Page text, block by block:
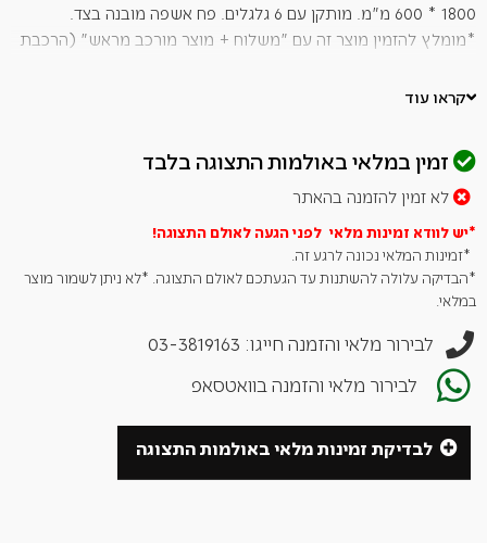
1800 * 600 מ"מ. מותקן עם 6 גלגלים. פח אשפה מובנה בצד.
*מומלץ להזמין מוצר זה עם "משלוח + מוצר מורכב מראש" (הרכבת
קראו עוד
זמין במלאי באולמות התצוגה בלבד
לא זמין להזמנה בהאתר
*יש לוודא זמינות מלאי לפני הגעה לאולם התצוגה!
*זמינות המלאי נכונה לרגע זה.
*הבדיקה עלולה להשתנות עד הגעתכם לאולם התצוגה. *לא ניתן לשמור מוצר
במלאי.
לבירור מלאי והזמנה חייגו: 03-3819163
לבירור מלאי והזמנה בוואטסאפ
לבדיקת זמינות מלאי באולמות התצוגה